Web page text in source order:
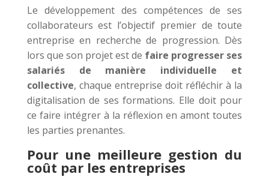
Le développement des compétences de ses
collaborateurs est l’objectif premier de toute
entreprise en recherche de progression. Dès
lors que son projet est de faire progresser ses
salariés de manière individuelle et
collective, chaque entreprise doit réfléchir à la
digitalisation de ses formations. Elle doit pour
ce faire intégrer à la réflexion en amont toutes
les parties prenantes.
Pour une meilleure gestion du
coût par les entreprises